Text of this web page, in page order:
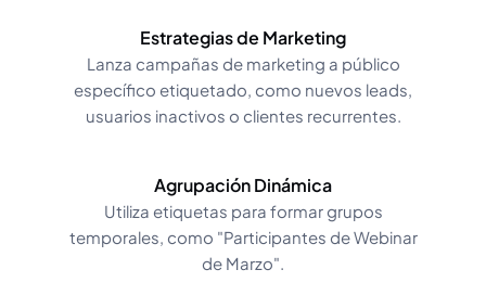
Estrategias de Marketing
Lanza campañas de marketing a público
específico etiquetado, como nuevos leads,
usuarios inactivos o clientes recurrentes.
Agrupación Dinámica
Utiliza etiquetas para formar grupos
temporales, como "Participantes de Webinar
de Marzo".